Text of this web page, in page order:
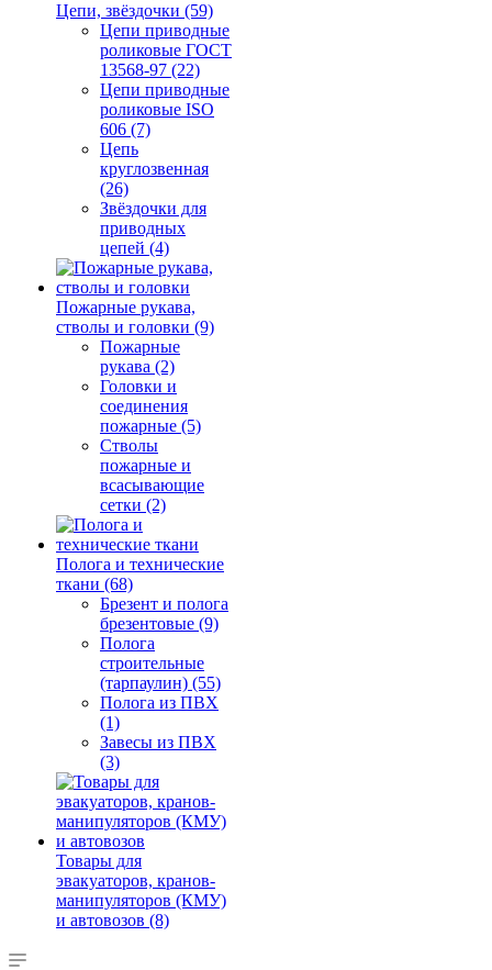
Цепи, звёздочки (59)
Цепи приводные
роликовые ГОСТ
13568-97 (22)
Цепи приводные
роликовые ISO
606 (7)
Цепь
круглозвенная
(26)
Звёздочки для
приводных
цепей (4)
Пожарные рукава,
стволы и головки (9)
Пожарные
рукава (2)
Головки и
соединения
пожарные (5)
Стволы
пожарные и
всасывающие
сетки (2)
Полога и технические
ткани (68)
Брезент и полога
брезентовые (9)
Полога
строительные
(тарпаулин) (55)
Полога из ПВХ
(1)
Завесы из ПВХ
(3)
Товары для
эвакуаторов, кранов-
манипуляторов (КМУ)
и автовозов (8)